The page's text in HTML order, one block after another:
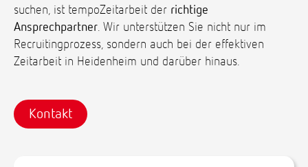
suchen, ist tempoZeitarbeit der richtige
Ansprechpartner. Wir unterstützen Sie nicht nur im
Recruitingprozess, sondern auch bei der effektiven
Zeitarbeit in Heidenheim und darüber hinaus.
Kontakt